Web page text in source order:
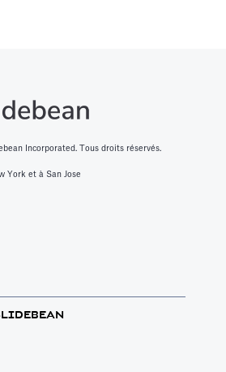
Incorporated. Tous droits réservés.
York et à San Jose